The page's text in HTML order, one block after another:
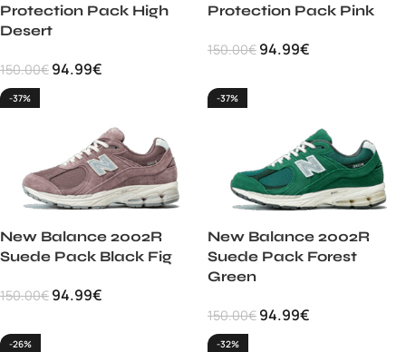
Protection Pack High
Desert
150.00€ 94.99€
Protection Pack Pink
150.00€ 94.99€
-37%
New Balance 2002R
Suede Pack Black Fig
150.00€ 94.99€
-37%
New Balance 2002R
Suede Pack Forest
Green
150.00€ 94.99€
-26% -32%